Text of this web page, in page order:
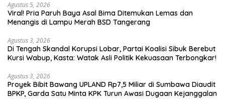
Agustus 5, 2026
Viral! Pria Paruh Baya Asal Bima Ditemukan Lemas dan
Menangis di Lampu Merah BSD Tangerang
Agustus 3, 2026
Di Tengah Skandal Korupsi Lobar, Partai Koalisi Sibuk Berebut
Kursi Wabup, Kasta: Watak Asli Politik Kekuasaan Terbongkar!
Agustus 3, 2026
Proyek Bibit Bawang UPLAND Rp7,5 Miliar di Sumbawa Diaudit
BPKP, Garda Satu Minta KPK Turun Awasi Dugaan Kejanggalan